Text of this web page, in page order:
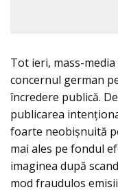
Tot ieri, mass-
concernul german
încredere publică.
publicarea
foarte neobișnuită
mai ales pe fondul
imaginea după
mod fraudulos